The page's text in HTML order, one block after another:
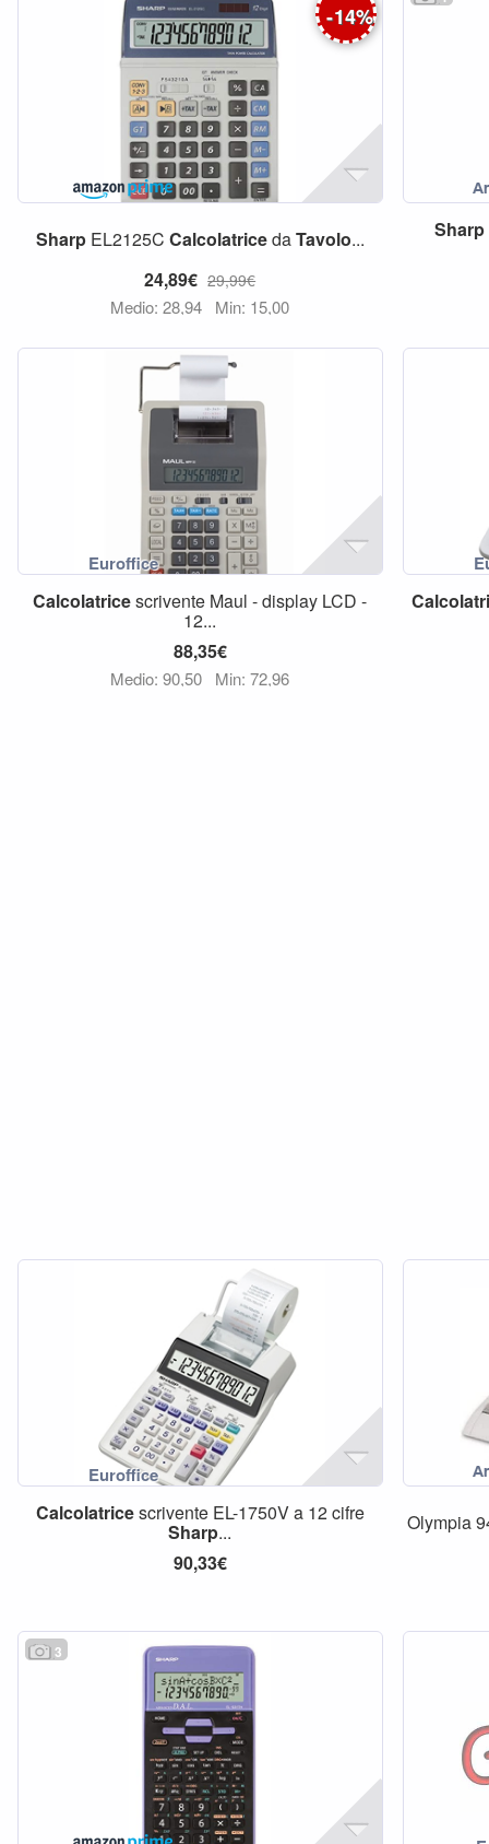
-14%
SharpEL2125C CalcolatricedaTavolo...
24,89€ 29,99€
Medio: 28,94 Min: 15,00
Sharp
Calcolatricescrivente Maul - display LCD -
12...
88,35€
Medio: 90,50 Min: 72,96
Calcolatricescrivente EL-1750V a 12 cifre
Sharp...
90,33€
Olympia
3